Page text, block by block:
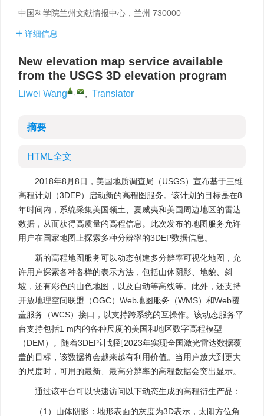
中国科学院兰州文献情报中心，兰州 730000
详细信息
New elevation map service available
from the USGS 3D elevation program
Liwei Wang , , Translator
摘要
HTML全文
2018年8月8日，美国地质调查局（USGS）宣布基于三维
高程计划（3DEP）启动新的高程图服务。该计划的目标是在8
年时间内，系统采集美国领土、夏威夷和美国周边地区的雷达
数据，从而获得高质量的高程信息。此次发布的地图服务允许
用户在国家地图上探索多种分辨率的3DEP数据信息。
新的高程地图服务可以动态创建多分辨率可视化地图，允
许用户探索各种各样的表示方法，包括山体阴影、地貌、斜
坡，还有彩色的山色地图，以及自动等高线等。此外，还支持
开放地理空间联盟（OGC）Web地图服务（WMS）和Web覆
盖服务（WCS）接口，以支持跨系统的互操作。该动态服务平
台支持包括1 m内的各种尺度的美国和地区数字高程模型
（DEM）。随着3DEP计划到2023年实现全国激光雷达数据覆
盖的目标，该数据将会越来越有利用价值。当用户放大到更大
的尺度时，可用的最新、最高分辨率的高程数据会突出显示。
通过该平台可以快速访问以下动态生成的高程衍生产品：
（1）山体阴影：地形表面的灰度为3D表示，太阳方位角